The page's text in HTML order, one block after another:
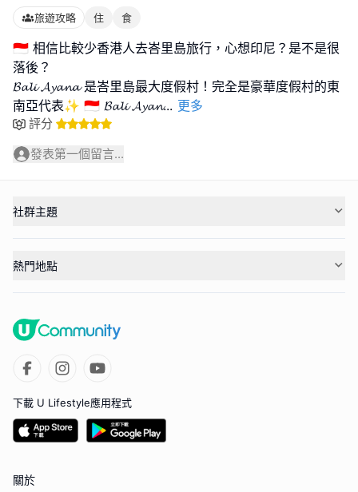
旅遊攻略 住 食
🇮🇩 相信比較少香港人去峇里島旅行，心想印尼？是不是很
落後？
𝓑𝓪𝓵𝓲 𝓐𝔂𝓪𝓷𝓪 是峇里島最大度假村！完全是豪華度假村的東
南亞代表✨ 🇮🇩 𝓑𝓪𝓵𝓲 𝓐𝔂𝓪𝓷... 更多
評分
發表第一個留言...
社群主題
熱門地點
下載 U Lifestyle應用程式
關於